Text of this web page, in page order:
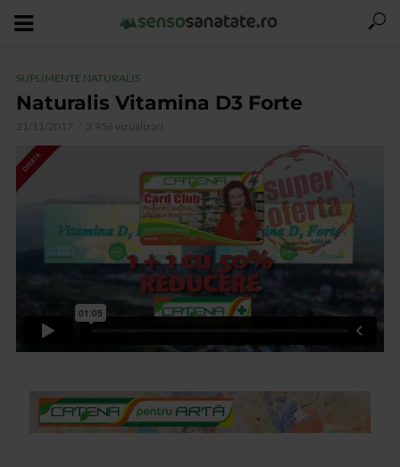
SUPLIMENTE NATURALIS
Naturalis Vitamina D3 Forte
21/11/2017 3.956 vizualizari